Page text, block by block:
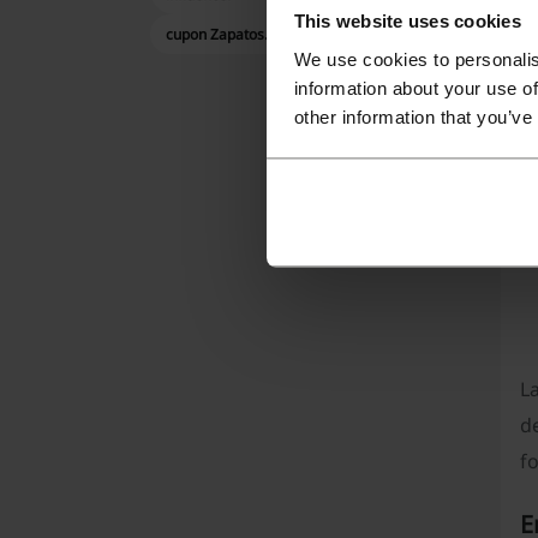
This website uses cookies
We use cookies to
information about your use
other information that
cupon Zapatos.es